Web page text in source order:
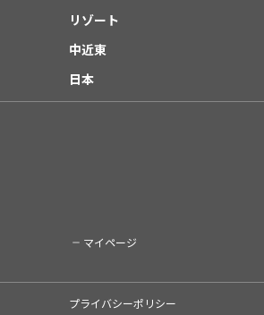
リゾート
中近東
日本
マイページ
プライバシーポリシー